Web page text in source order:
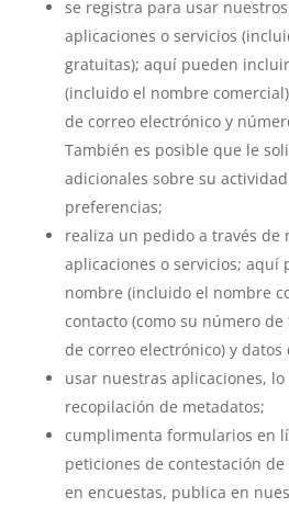
se registra para usar
aplicaciones o servicios
gratuitas); aquí pueden
(incluido el nombre
de correo electrónico y
También es posible que le
adicionales sobre su
preferencias;
realiza un pedido a través de
aplicaciones o servicios; aquí
nombre (incluido el nombre
contacto (como su número
de correo electrónico) y datos
usar nuestras aplicaciones,
recopilación de metadatos;
cumplimenta formularios en
peticiones de contestación
en encuestas, publica en